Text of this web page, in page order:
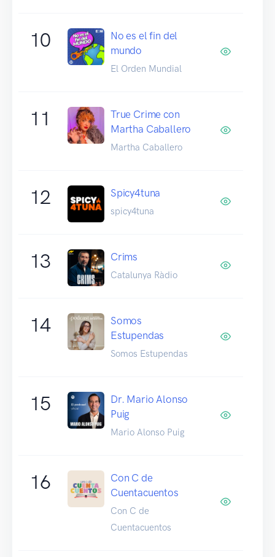
10
No es el fin del
mundo
El Orden Mundial
11
True Crime con
Martha Caballero
Martha Caballero
12 Spicy4tuna
spicy4tuna
13 Crims
Catalunya Ràdio
14
Somos
Estupendas
Somos Estupendas
15
Dr. Mario Alonso
Puig
Mario Alonso Puig
16
Con C de
Cuentacuentos
Con C de
Cuentacuentos